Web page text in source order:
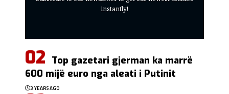
instantly!
Top gazetari gjerman ka marrë
600 mijë euro nga aleati i Putinit
3 YEARS AGO